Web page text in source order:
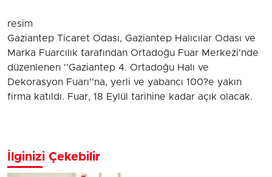
resim
Gaziantep Ticaret Odası, Gaziantep Halıcılar Odası ve
Marka Fuarcılık tarafından Ortadoğu Fuar Merkezi'nde
düzenlenen ''Gaziantep 4. Ortadoğu Halı ve
Dekorasyon Fuarı''na, yerli ve yabancı 100?e yakın
firma katıldı. Fuar, 18 Eylül tarihine kadar açık olacak.
İlginizi Çekebilir